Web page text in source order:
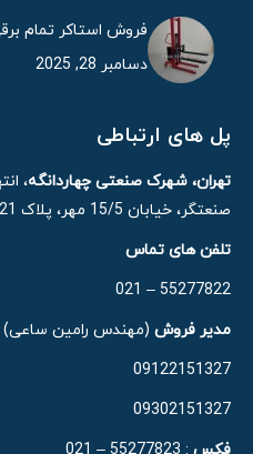
فروش استاکر تمام
دسامبر 28, 2025
پل های ارتباطی
تهران، شهرک صنعتی چهاردانگه،
صنعتگر، خیابان 15/5 مهر، پلاک 21
تلفن های تماس
55277822 – 021
مدیر فروش (مهندس رامین ساعی)
09122151327
09302151327